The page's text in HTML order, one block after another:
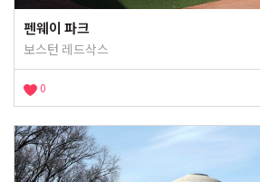
펜웨이 파크
보스턴 레드삭스
0